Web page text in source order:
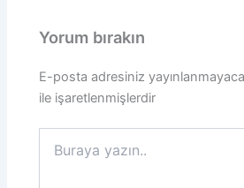
Yorum bırakın
E-posta adresiniz
ile işaretlenmişlerdir
yazın..